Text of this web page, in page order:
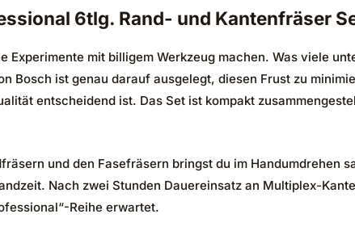
6tlg. Rand- und Kantenfräser
Experimente mit billigem Werkzeug machen. Was viele
Bosch ist genau darauf ausgelegt, diesen Frust zu
entscheidend ist. Das Set ist kompakt
und den Fasefräsern bringst du im Handumdrehen
Nach zwei Stunden Dauereinsatz an Multiplex-
Reihe erwartet.